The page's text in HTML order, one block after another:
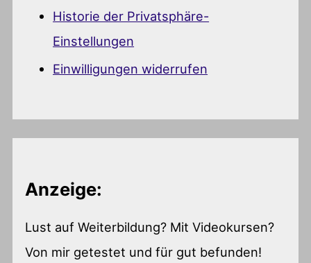
Historie der Privatsphäre-
Einstellungen
Einwilligungen widerrufen
Anzeige:
Lust auf Weiterbildung? Mit Videokursen?
Von mir getestet und für gut befunden!